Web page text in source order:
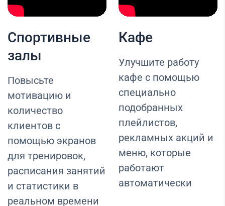
Спортивные
залы
Повысьте
мотивацию и
количество
клиентов с
помощью экранов
для тренировок,
расписания занятий
и статистики в
реальном времени
Кафе
Улучшите работу
кафе с помощью
специально
подобранных
плейлистов,
рекламных акций и
меню, которые
работают
автоматически